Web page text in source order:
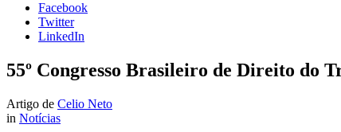
Facebook
Twitter
LinkedIn
55º Congresso Brasileiro de Direito do
Artigo de Celio Neto
in Notícias